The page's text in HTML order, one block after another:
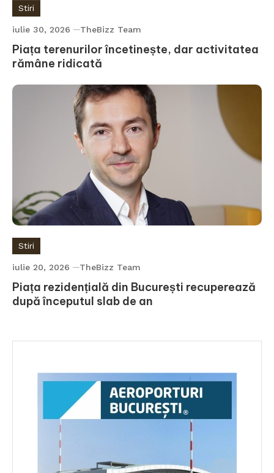
Stiri
iulie 30, 2026 TheBizz Team
Piața terenurilor încetinește, dar activitatea
rămâne ridicată
Stiri
iulie 20, 2026 TheBizz Team
Piața rezidențială din București recuperează
după începutul slab de an